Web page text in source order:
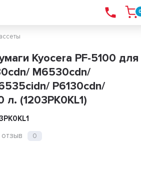
Kyocera PF-5100 для
M6530cdn/
P6130cdn/
(1203PK0KL1)
0